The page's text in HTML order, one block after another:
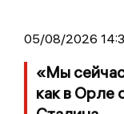
05/08/2026
«Мы
как в Орле